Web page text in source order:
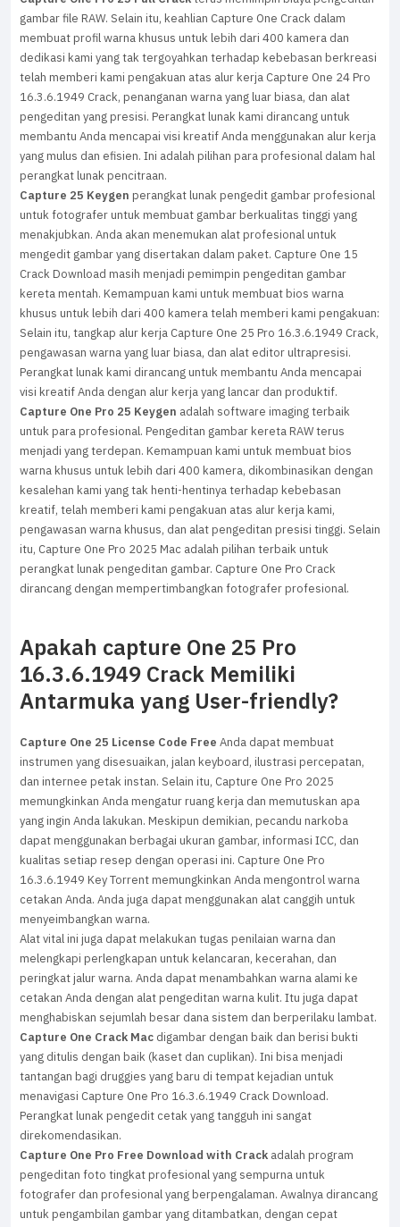
gambar file RAW. Selain itu, keahlian Capture One Crack dalam
membuat profil warna khusus untuk lebih dari 400 kamera dan
dedikasi kami yang tak tergoyahkan terhadap kebebasan berkreasi
telah memberi kami pengakuan atas alur kerja Capture One 24 Pro
16.3.6.1949 Crack, penanganan warna yang luar biasa, dan alat
pengeditan yang presisi. Perangkat lunak kami dirancang untuk
membantu Anda mencapai visi kreatif Anda menggunakan alur kerja
yang mulus dan efisien. Ini adalah pilihan para profesional dalam hal
perangkat lunak pencitraan.
Capture 25 Keygen perangkat lunak pengedit gambar profesional
untuk fotografer untuk membuat gambar berkualitas tinggi yang
menakjubkan. Anda akan menemukan alat profesional untuk
mengedit gambar yang disertakan dalam paket. Capture One 15
Crack Download masih menjadi pemimpin pengeditan gambar
kereta mentah. Kemampuan kami untuk membuat bios warna
khusus untuk lebih dari 400 kamera telah memberi kami pengakuan:
Selain itu, tangkap alur kerja Capture One 25 Pro 16.3.6.1949 Crack,
pengawasan warna yang luar biasa, dan alat editor ultrapresisi.
Perangkat lunak kami dirancang untuk membantu Anda mencapai
visi kreatif Anda dengan alur kerja yang lancar dan produktif.
Capture One Pro 25 Keygen adalah software imaging terbaik
untuk para profesional. Pengeditan gambar kereta RAW terus
menjadi yang terdepan. Kemampuan kami untuk membuat bios
warna khusus untuk lebih dari 400 kamera, dikombinasikan dengan
kesalehan kami yang tak henti-hentinya terhadap kebebasan
kreatif, telah memberi kami pengakuan atas alur kerja kami,
pengawasan warna khusus, dan alat pengeditan presisi tinggi. Selain
itu, Capture One Pro 2025 Mac adalah pilihan terbaik untuk
perangkat lunak pengeditan gambar. Capture One Pro Crack
dirancang dengan mempertimbangkan fotografer profesional.
Apakah capture One 25 Pro
16.3.6.1949 Crack Memiliki
Antarmuka yang User-friendly?
Capture One 25 License Code Free Anda dapat membuat
instrumen yang disesuaikan, jalan keyboard, ilustrasi percepatan,
dan internee petak instan. Selain itu, Capture One Pro 2025
memungkinkan Anda mengatur ruang kerja dan memutuskan apa
yang ingin Anda lakukan. Meskipun demikian, pecandu narkoba
dapat menggunakan berbagai ukuran gambar, informasi ICC, dan
kualitas setiap resep dengan operasi ini. Capture One Pro
16.3.6.1949 Key Torrent memungkinkan Anda mengontrol warna
cetakan Anda. Anda juga dapat menggunakan alat canggih untuk
menyeimbangkan warna.
Alat vital ini juga dapat melakukan tugas penilaian warna dan
melengkapi perlengkapan untuk kelancaran, kecerahan, dan
peringkat jalur warna. Anda dapat menambahkan warna alami ke
cetakan Anda dengan alat pengeditan warna kulit. Itu juga dapat
menghabiskan sejumlah besar dana sistem dan berperilaku lambat.
Capture One Crack Mac digambar dengan baik dan berisi bukti
yang ditulis dengan baik (kaset dan cuplikan). Ini bisa menjadi
tantangan bagi druggies yang baru di tempat kejadian untuk
menavigasi Capture One Pro 16.3.6.1949 Crack Download.
Perangkat lunak pengedit cetak yang tangguh ini sangat
direkomendasikan.
Capture One Pro Free Download with Crack adalah program
pengeditan foto tingkat profesional yang sempurna untuk
fotografer dan profesional yang berpengalaman. Awalnya dirancang
untuk pengambilan gambar yang ditambatkan, dengan cepat